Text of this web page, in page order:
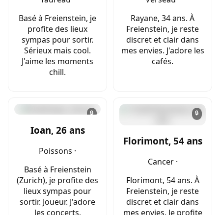
Basé à Freienstein, je
profite des lieux
sympas pour sortir.
Sérieux mais cool.
J'aime les moments
chill.
Rayane, 34 ans. À
Freienstein, je reste
discret et clair dans
mes envies. J'adore les
cafés.
🔒
Ioan, 26 ans
Poissons ·
Basé à Freienstein
(Zurich), je profite des
lieux sympas pour
sortir. Joueur. J'adore
les concerts.
🔒
Florimont, 54 ans
Cancer ·
Florimont, 54 ans. À
Freienstein, je reste
discret et clair dans
mes envies. Je profite